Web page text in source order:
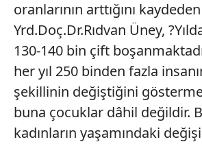
oranlarının arttığını kaydeden
Yrd.Doç.Dr.Rıdvan Üney,
130-140 bin çift
her yıl 250 binden fazla
şekillinin değiştiğini
buna çocuklar dâhil değildir.
kadınların yaşamındaki